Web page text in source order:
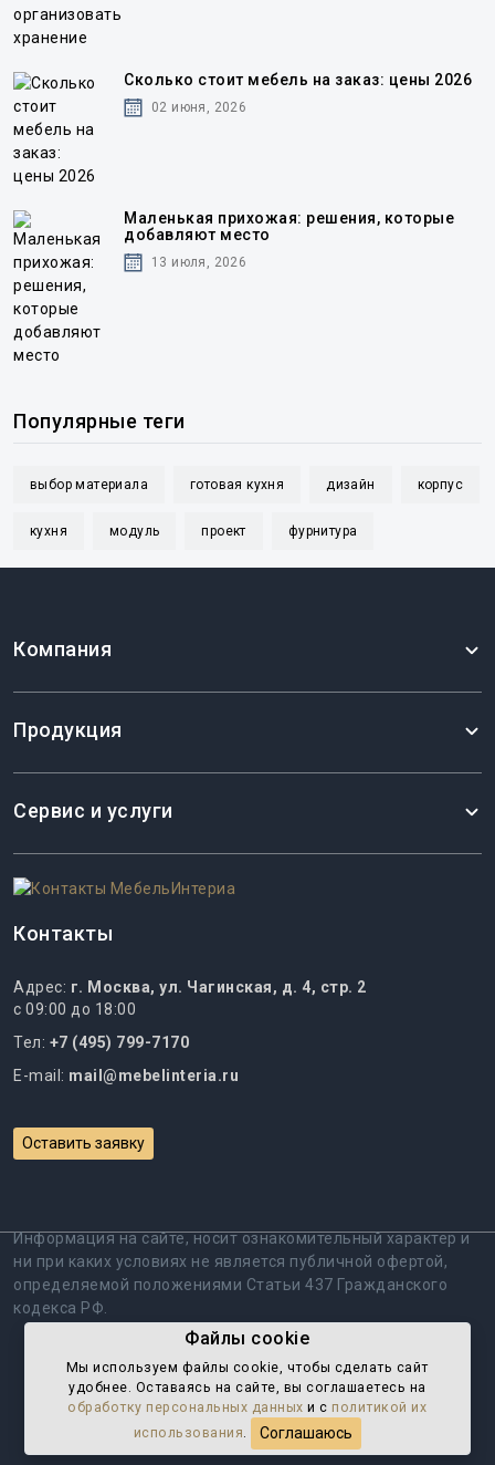
Сколько стоит мебель на заказ: цены 2026
02 июня, 2026
Маленькая прихожая: решения, которые
добавляют место
13 июля, 2026
Популярные теги
выбор материала готовая кухня дизайн корпус
кухня модуль проект фурнитура
Компания
Продукция
Сервис и услуги
Контакты
Адрес: г. Москва, ул. Чагинская, д. 4, стр. 2
с 09:00 до 18:00
Тел: +7 (495) 799-7170
E-mail: mail@mebelinteria.ru
Оставить заявку
Политика обработки персональных данных
Пользовательское соглашение
Информация на сайте, носит ознакомительный характер и
ни при каких условиях не является публичной офертой,
определяемой положениями Статьи 437 Гражданского
кодекса РФ.
© 2008 - 2026 Мебель Интериа
Файлы cookie
Мы используем файлы cookie, чтобы cделать сайт
удобнее. Оставаясь на сайте, вы соглашаетесь на
обработку персональных данных и с политикой их
использования
Соглашаюсь